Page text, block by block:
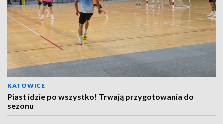
KATOWICE
Piast idzie po wszystko! Trwają przygotowania do
sezonu